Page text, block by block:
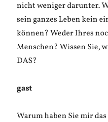
nicht weniger darunter.
sein ganzes Leben kein
können? Weder Ihres
Menschen? Wissen Sie,
DAS?
gast
Warum haben Sie mir